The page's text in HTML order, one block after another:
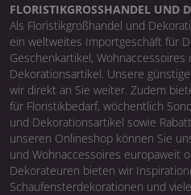
FLORISTIKGROSSHANDEL UND
Als Floristikgroßhandel und
ein weltweites Importgeschäft für
Geschenkartikel, Wohnaccessoires
Dekorationsartikel. Unsere
wir direkt an Sie weiter. Zudem
für Floristikbedarf, wöchentlich
und Dekorationsartikel sowie
unseren Onlineshop können Sie
und Wohnaccessoires europaweit
Dekorateuren bieten wir
Schaufensterdekorationen und